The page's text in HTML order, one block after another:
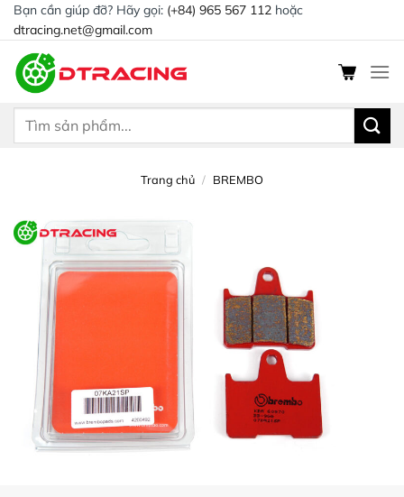
Chuyển
đến
dung
Bạn cần giúp đỡ? Hãy gọi: (+84) 965 567 112 hoặc
dtracing.net@gmail.com
Tìm
Trang chủ / BREMBO